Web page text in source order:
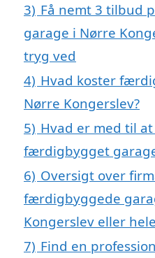
3) Få nemt 3 tilbud
garage i Nørre
tryg ved
4) Hvad koster
Nørre Kongerslev?
5) Hvad er med til
færdigbygget
6) Oversigt over
færdigbyggede
Kongerslev eller
7) Find en